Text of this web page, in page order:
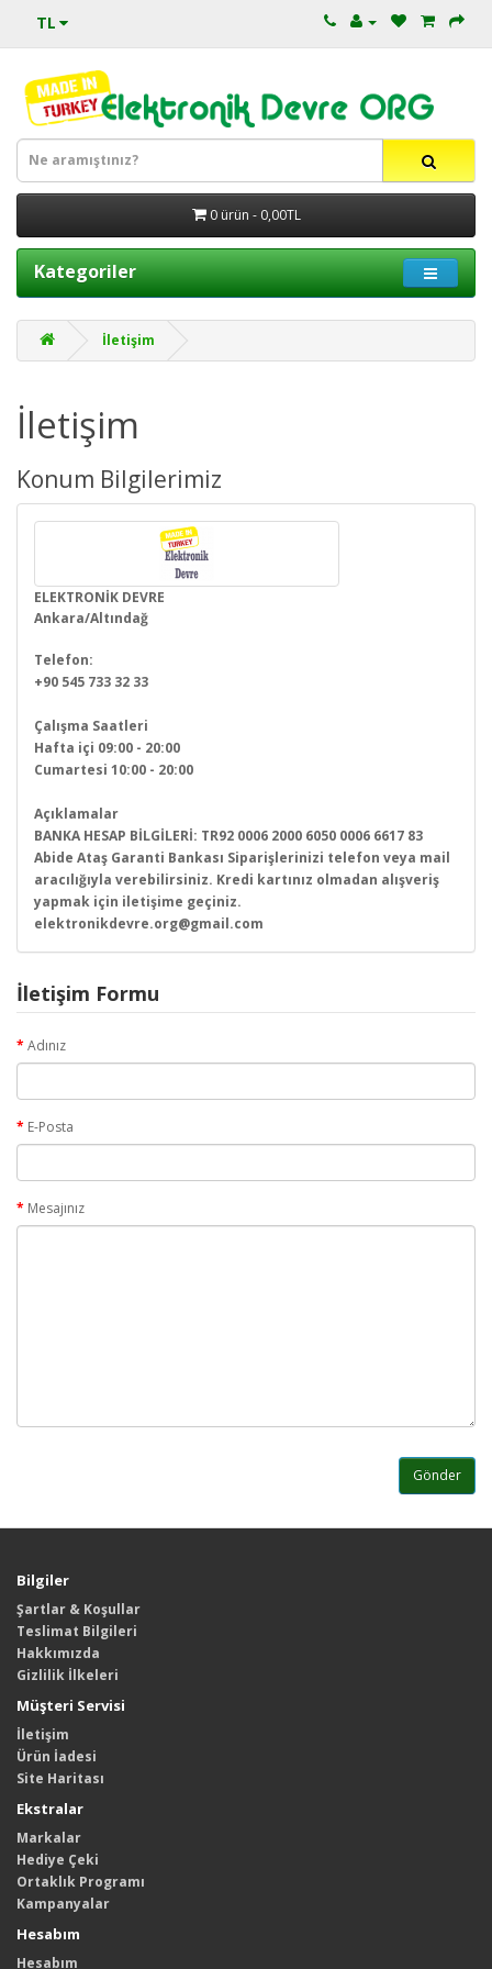
TL
0 ürün - 0,00TL
Kategoriler
İletişim
İletişim
Konum Bilgilerimiz
ELEKTRONİK DEVRE
Ankara/Altındağ
Telefon:
+90 545 733 32 33
Çalışma Saatleri
Hafta içi 09:00 - 20:00
Cumartesi 10:00 - 20:00
Açıklamalar
BANKA HESAP BİLGİLERİ: TR92 0006 2000 6050 0006 6617 83
Abide Ataş Garanti Bankası Siparişlerinizi telefon veya mail
aracılığıyla verebilirsiniz. Kredi kartınız olmadan alışveriş
yapmak için iletişime geçiniz.
elektronikdevre.org@gmail.com
İletişim Formu
Adınız
E-Posta
Mesajınız
Bilgiler
Şartlar & Koşullar
Teslimat Bilgileri
Hakkımızda
Gizlilik İlkeleri
Müşteri Servisi
İletişim
Ürün İadesi
Site Haritası
Ekstralar
Markalar
Hediye Çeki
Ortaklık Programı
Kampanyalar
Hesabım
Hesabım